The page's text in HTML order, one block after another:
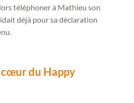
téléphoner à Mathieu son
déjà pour sa déclaration
du Happy